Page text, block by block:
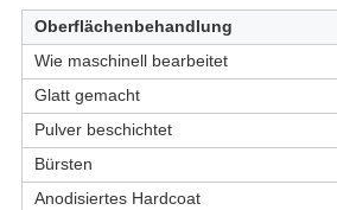
Oberflächenbehandlung
Wie maschinell bearbeitet
Glatt gemacht
Pulver beschichtet
Bürsten
Anodisiertes Hardcoat